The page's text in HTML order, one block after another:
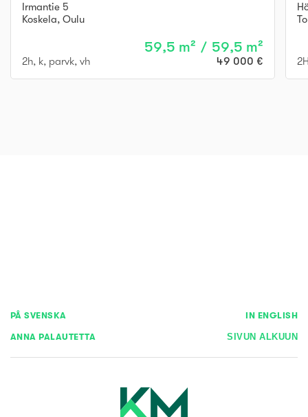
Irmantie 5
Koskela, Oulu
59,5 m² / 59,5 m²
2h, k, parvk, vh 49 000 €
PÅ SVENSKA IN ENGLISH
ANNA PALAUTETTA SIVUN ALKUUN